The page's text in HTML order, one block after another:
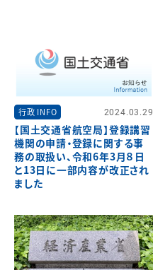
行政 INFO 2024.03.29
【国土交通省航空局】登録講習
機関の申請・登録に関する事
務の取扱い、令和6年3月８日
と13日に一部内容が改正され
ました